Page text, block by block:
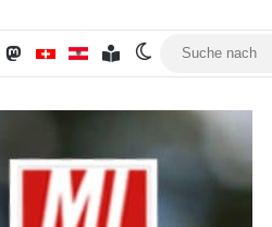
MastodonMiNa CHMiNa AT
Inhaltsverzeichnis
Skin umschalten